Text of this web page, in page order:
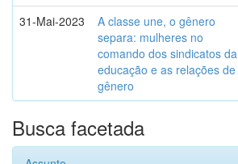
31-Mai-2023
A classe une, o gênero
separa: mulheres no
comando dos sindicatos da
educação e as relações de
gênero
Busca facetada